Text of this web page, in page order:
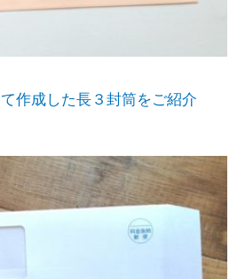
作成した長３封筒をご紹介